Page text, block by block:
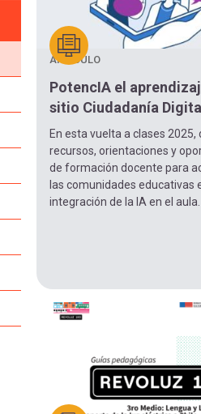
ARTÍCULO
PotencIA el
sitio Ciudadanía
En esta vuelta a clases 2025,
recursos, orientaciones y
de formación docente para
las comunidades educativas
integración de la IA en el aula.